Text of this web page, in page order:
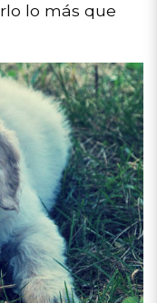
lo más que